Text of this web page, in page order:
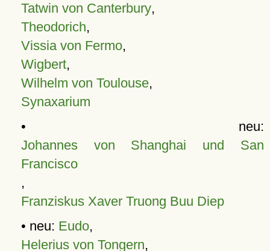
Tatwin von Canterbury,
Theodorich,
Vissia von Fermo,
Wigbert,
Wilhelm von Toulouse,
Synaxarium
• neu:
Johannes von Shanghai und San
Francisco
,
Franziskus Xaver Truong Buu Diep
• neu: Eudo,
Helerius von Tongern,